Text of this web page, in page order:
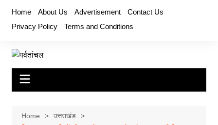
content
Home About Us Advertisement
Contact Us
Privacy Policy
Terms and Conditions
Home
उत्तराखंड